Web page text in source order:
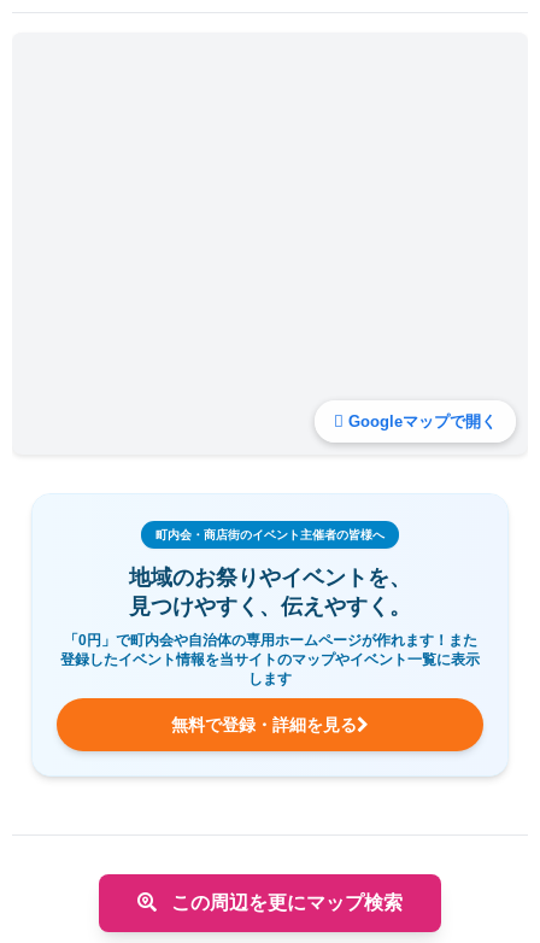
Googleマップで開く
町内会・商店街のイベント主催者の皆様へ
地域のお祭りやイベントを、
見つけやすく、伝えやすく。
「0円」で町内会や自治体の専用ホームページが作れます！また
登録したイベント情報を当サイトのマップやイベント一覧に表示
します
無料で登録・詳細を見る
この周辺を更にマップ検索